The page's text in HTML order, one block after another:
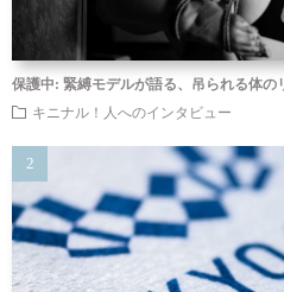
保護中: 緊縛モデルが語る、吊られる体の
キニナル！人へのインタビュー